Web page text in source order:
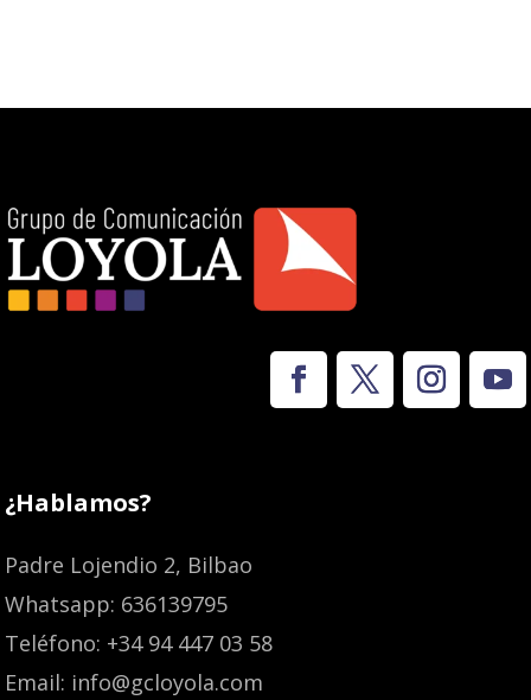
¿Hablamos?
Padre Lojendio 2, Bilbao
Whatsapp: 636139795
Teléfono: +34 94 447 03 58
Email: info@gcloyola.com